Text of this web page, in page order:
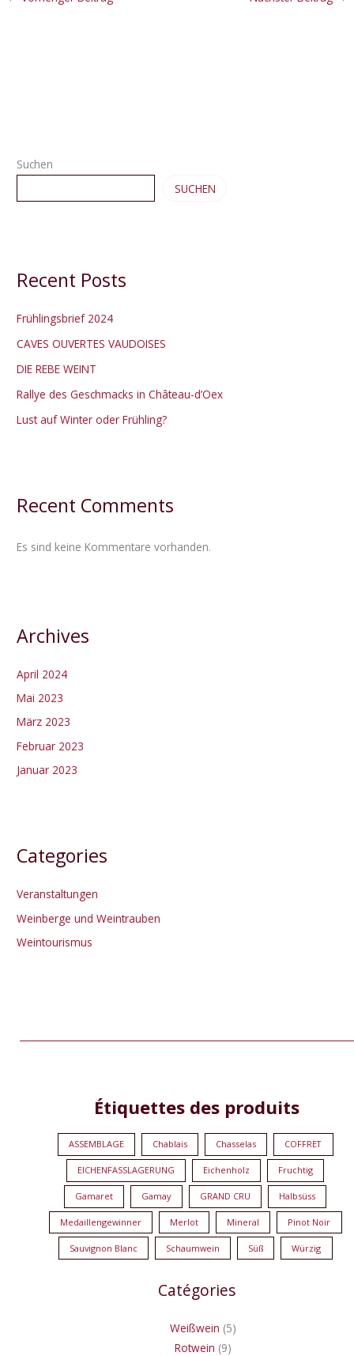
Suchen
SUCHEN
Recent Posts
Frühlingsbrief 2024
CAVES OUVERTES VAUDOISES
DIE REBE WEINT
Rallye des Geschmacks in Château-d’Oex
Lust auf Winter oder Frühling?
Recent Comments
Es sind keine Kommentare vorhanden.
Archives
April 2024
Mai 2023
März 2023
Februar 2023
Januar 2023
Categories
Veranstaltungen
Weinberge und Weintrauben
Weintourismus
Étiquettes des produits
ASSEMBLAGE Chablais Chasselas COFFRET
EICHENFASSLAGERUNG Eichenholz Fruchtig
Gamaret Gamay GRAND CRU Halbsüss
Medaillengewinner Merlot Mineral Pinot Noir
Sauvignon Blanc Schaumwein Süß Würzig
Catégories
Weißwein 5
Produkte
Rotwein 9
Produkte
Produkt
Produkt